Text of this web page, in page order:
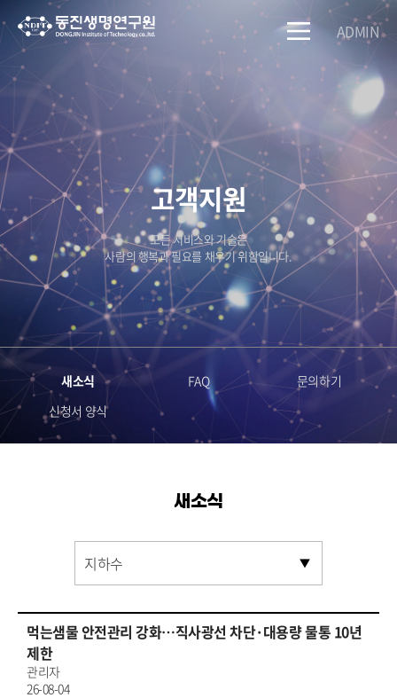
ADMIN
고객지원
모든 서비스와 기술은
사람의 행복과 필요를 채우기 위함입니다.
새소식 FAQ
문의하기
신청서 양식
새소식
먹는샘물 안전관리 강화…직사광선 차단·대용량 물통 10년
제한
관리자
26-08-04